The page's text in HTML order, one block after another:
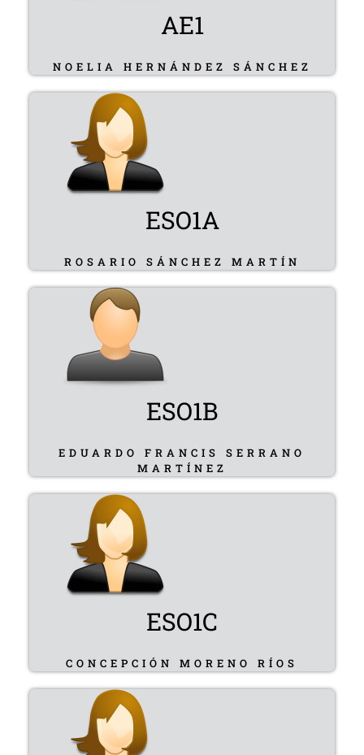
AE1
NOELIA HERNÁNDEZ SÁNCHEZ
ESO1A
ROSARIO SÁNCHEZ MARTÍN
ESO1B
EDUARDO FRANCIS SERRANO
MARTÍNEZ
ESO1C
CONCEPCIÓN MORENO RÍOS